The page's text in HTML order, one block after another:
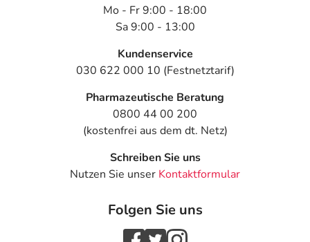
Mo - Fr 9:00 - 18:00
Sa 9:00 - 13:00
Kundenservice
030 622 000 10 (Festnetztarif)
Pharmazeutische Beratung
0800 44 00 200
(kostenfrei aus dem dt. Netz)
Schreiben Sie uns
Nutzen Sie unser Kontaktformular
Folgen Sie uns